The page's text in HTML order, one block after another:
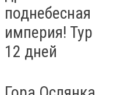
поднебесная
империя! Тур
12 дней